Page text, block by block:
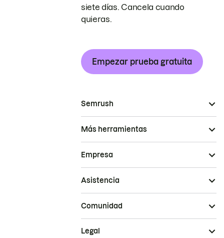
siete días. Cancela cuando
quieras.
Empezar prueba gratuita
Semrush
Más herramientas
Empresa
Asistencia
Comunidad
Legal